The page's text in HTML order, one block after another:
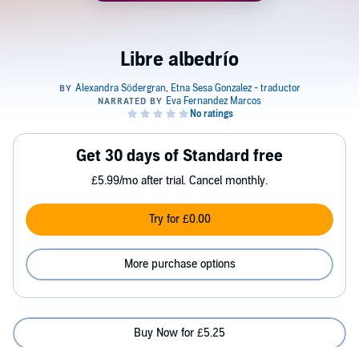
Libre albedrío
Get 30 days of Standard free
£5.99/mo after trial. Cancel monthly.
Try for £0.00
More purchase options
Buy Now for £5.25